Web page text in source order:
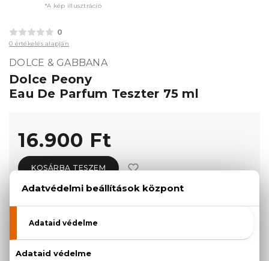
*A kép illusztráció
0
0 értékelés alapján
DOLCE & GABBANA
Dolce Peony
Eau De Parfum Teszter 75 ml
16.900 Ft
KOSÁRBA TESZEM